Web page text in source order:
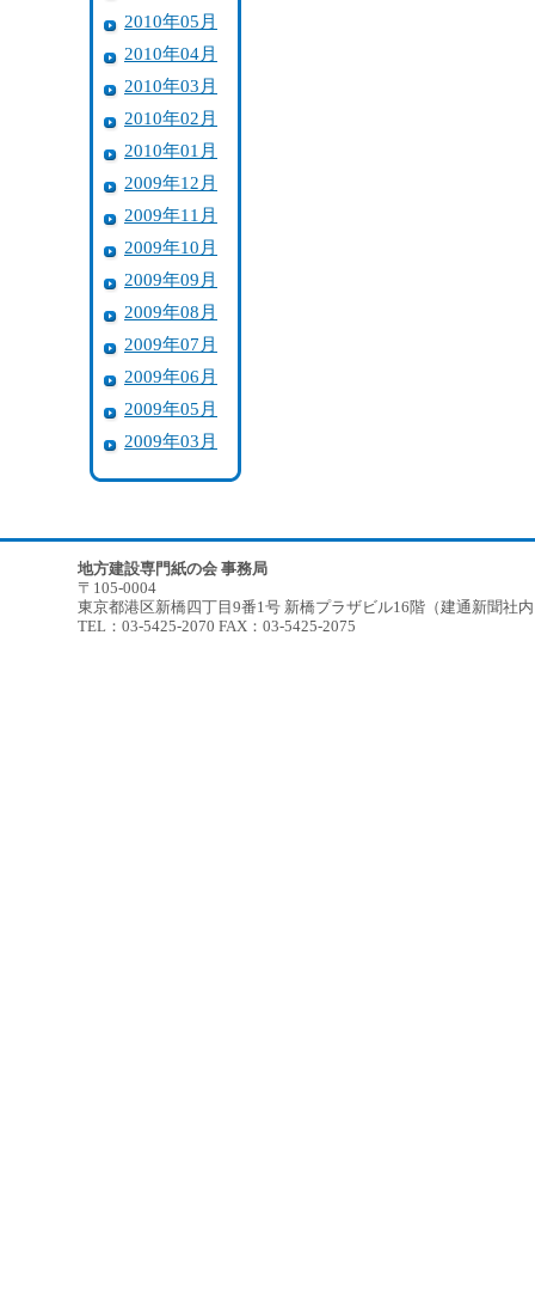
2010年05月
2010年04月
2010年03月
2010年02月
2010年01月
2009年12月
2009年11月
2009年10月
2009年09月
2009年08月
2009年07月
2009年06月
2009年05月
2009年03月
地方建設専門紙の会 事務局
〒105-0004
東京都港区新橋四丁目9番1号 新橋プラザビル16階（建通新聞社
TEL：03-5425-2070 FAX：03-5425-2075